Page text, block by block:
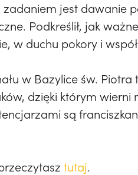
zadaniem jest dawanie
Podkreślił, jak
w duchu pokory i
w Bazylice św.
dzięki którym
są
tutaj.